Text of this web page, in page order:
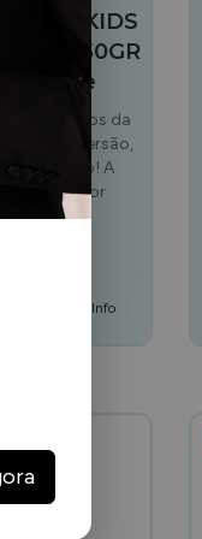
KIDS
550GR
Line
cachinhos da
com diversão,
e definição! A
Ativador
Info